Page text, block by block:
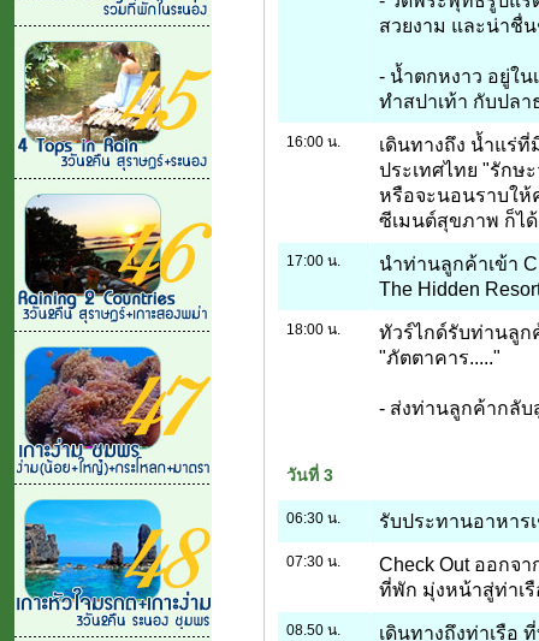
สวยงาม และน่าชื่
- น้ำตกหงาว อยู่ใ
ทำสปาเท้า กับปล
16:00 น.
เดินทางถึง น้ำแร่
ประเทศไทย "รักษ
หรือจะนอนราบให้
ซีเมนต์สุขภาพ ก็ได้
17:00 น.
นำท่านลูกค้าเข้า
The Hidden
18:00 น.
ทัวร์ไกด์รับท่านลูก
"ภัตตาคาร....."
- ส่งท่านลูกค้ากลั
วันที่ 3
06:30 น. รับประทานอาหาร
07:30 น.
Check Out ออกจ
ที่พัก มุ่งหน้าสู่ท่าเ
08.50 น.
เดินทางถึงท่าเรือ